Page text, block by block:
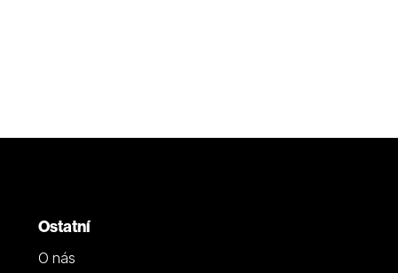
Ostatní
O nás